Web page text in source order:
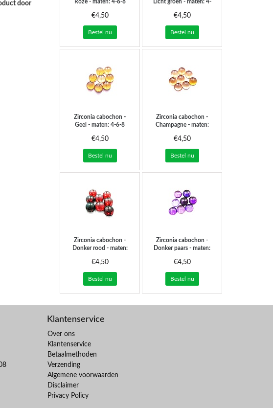
door
Roze - maten: 4-6-8
€4,50
Bestel nu
Licht groen - maten: 4-
€4,50
Bestel nu
Zirconia cabochon -
Geel - maten: 4-6-8
€4,50
Bestel nu
Zirconia cabochon -
Champagne - maten:
€4,50
Bestel nu
Zirconia cabochon -
Donker rood - maten:
€4,50
Bestel nu
Zirconia cabochon -
Donker paars - maten:
€4,50
Bestel nu
Klantenservice
Over ons
Klantenservice
Betaalmethoden
Verzending
Algemene voorwaarden
Disclaimer
Privacy Policy